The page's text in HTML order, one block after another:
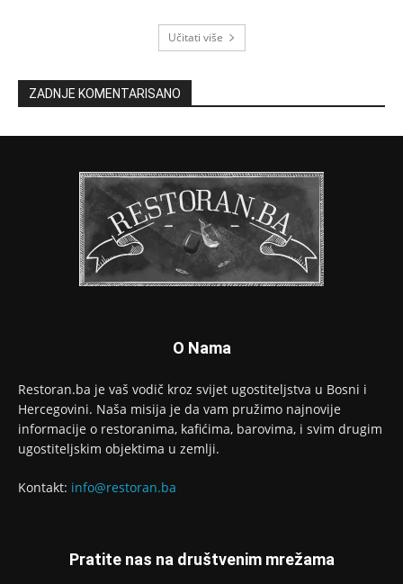
Učitati više
ZADNJE KOMENTARISANO
O Nama
Restoran.ba je vaš vodič kroz svijet ugostiteljstva u Bosni i
Hercegovini. Naša misija je da vam pružimo najnovije
informacije o restoranima, kafićima, barovima, i svim drugim
ugostiteljskim objektima u zemlji.
Kontakt: info@restoran.ba
Pratite nas na društvenim mrežama